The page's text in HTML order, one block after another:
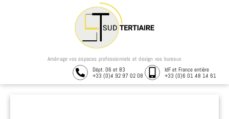
Dépt. 06 et 83
+33 (0)4 92 97 02 08
IdF et France entière
+33 (0)6 01 48 14 61
Aménage vos espaces professionnels et design vos bureaux